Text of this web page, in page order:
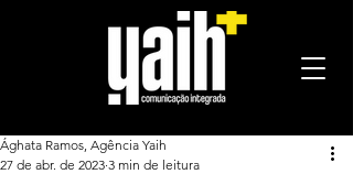
Ághata Ramos, Agência Yaih
27 de abr. de 2023 3 min de leitura